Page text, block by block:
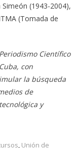
(1943-2004),
(Tomada de
Científico
con
la búsqueda
de
y
Unión de